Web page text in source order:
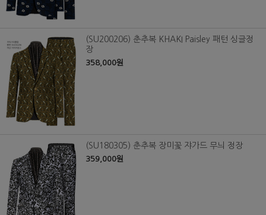
(SU200206) 춘추복 KHAKI Paisley 패턴 싱글정
장
358,000원
(SU180305) 춘추복 장미꽃 쟈가드 무늬 정장
359,000원